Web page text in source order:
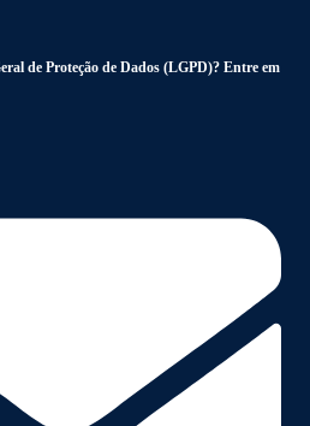
de Proteção de Dados (LGPD)? Entre em